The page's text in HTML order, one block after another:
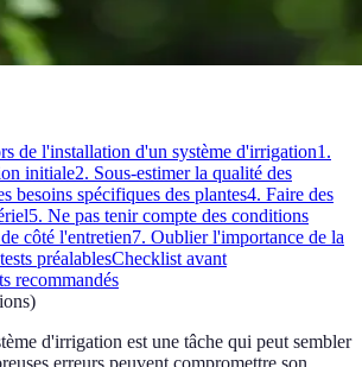
de l'installation d'un système d'irrigation1.
initiale2. Sous-estimer la qualité des
besoins spécifiques des plantes4. Faire des
5. Ne pas tenir compte des conditions
côté l'entretien7. Oublier l'importance de la
préalablesChecklist avant
recommandés
)
d'irrigation est une tâche qui peut sembler